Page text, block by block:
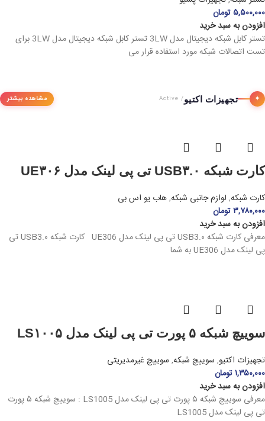
۵,۵۰۰,۰۰۰تومان
افزودن به سبد خرید
تستر کابل شبکه دیجیتال مدل 3LW تستر کابل شبکه دیجیتال مدل 3LW برای
تست اتصالات شبکه مورد استفاده قرار می
✦ تجهیزات اکتیو/ Active مشاهده بیشتر
کارت شبکه USB۳.۰ تی پی لینک مدل UE۳۰۶
کارت شبکه, لوازم جانبی شبکه,هاب یو اس بی
۳,۷۸۰,۰۰۰تومان
افزودن به سبد خرید
معرفی کارت شبکه USB3.۰ تی پی لینک مدل UE306 کارت شبکه USB3.۰ تی
پی لینک مدل UE306 به شما
سوییچ شبکه ۵ پورت تی پی لینک مدل LS۱۰۰۵
تجهیزات اکتیو, سوییچ شبکه, سوییچ غیرمدیریتی
۱,۳۵۰,۰۰۰تومان
افزودن به سبد خرید
معرفی سوییچ شبکه ۵ پورت تی پی لینک مدل LS1005 : سوییچ شبکه ۵ پورت
تی پی لینک مدل LS1005